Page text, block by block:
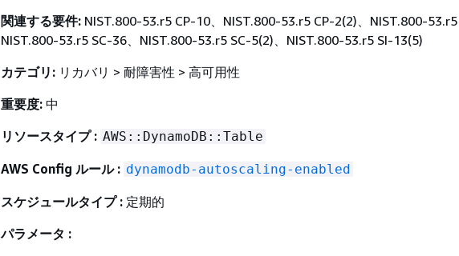
関連する要件: NIST.800-53.r5 CP-10、NIST.800-53.r5 CP-2(2)、NIST.800-53.r5
NIST.800-53.r5 SC-36、NIST.800-53.r5 SC-5(2)、NIST.800-53.r5 SI-13(5)
カテゴリ: リカバリ > 耐障害性 > 高可用性
重要度: 中
リソースタイプ : AWS::DynamoDB::Table
AWS Config ルール : dynamodb-autoscaling-enabled
スケジュールタイプ : 定期的
パラメータ :